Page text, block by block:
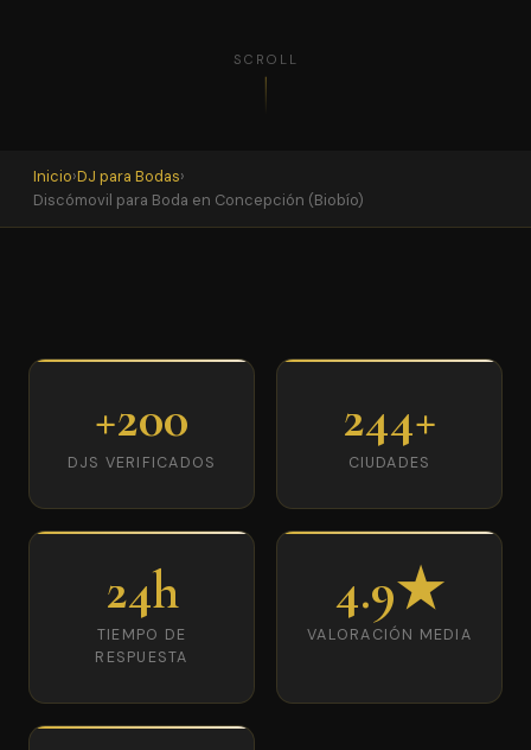
SCROLL
Inicio›DJ para Bodas›
Discómovil para Boda en Concepción (Biobío)
+200
DJS VERIFICADOS
244+
CIUDADES
24h
TIEMPO DE
RESPUESTA
4.9★
VALORACIÓN MEDIA